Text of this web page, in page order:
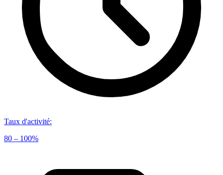
Taux d'activité:
80 – 100%